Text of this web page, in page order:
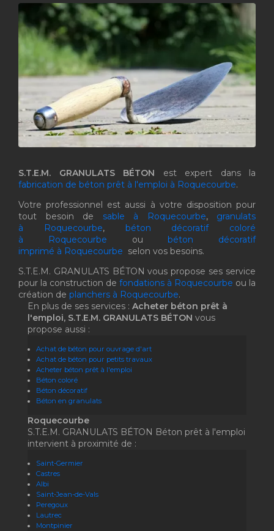
S.T.E.M. GRANULATS BÉTON est expert dans la
fabrication de béton prêt à l'emploi à Roquecourbe.
Votre professionnel est aussi à votre disposition pour
tout besoin de sable à Roquecourbe, granulats
à Roquecourbe,
béton décoratif coloré
à Roquecourbe ou béton décoratif
imprimé à Roquecourbe selon vos besoins.
S.T.E.M. GRANULATS BÉTON vous propose ses service
pour la construction de fondations à Roquecourbe ou la
création de planchers à Roquecourbe.
En plus de ses services : Acheter béton prêt à
l'emploi, S.T.E.M. GRANULATS BÉTON vous
propose aussi :
Achat de béton pour ouvrage d'art
Achat de béton pour petits travaux
Acheter béton prêt à l'emploi
Béton coloré
Béton décoratif
Béton en granulats
Roquecourbe
S.T.E.M. GRANULATS BÉTON Béton prêt à l'emploi
intervient à proximité de :
Saint-Germier
Castres
Albi
Saint-Jean-de-Vals
Peregoux
Lautrec
Montpinier